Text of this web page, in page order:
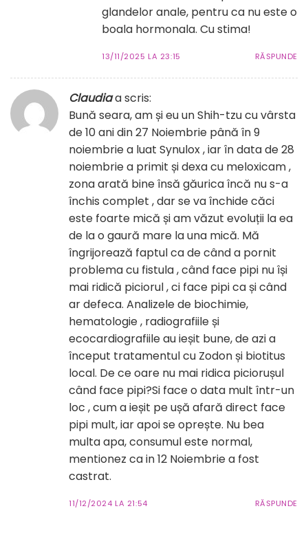
glandelor anale, pentru ca nu este o
boala hormonala. Cu stima!
13/11/2025 LA 23:15 RĂSPUNDE
Claudiaa scris:
Bună seara, am și eu un Shih-tzu cu vârsta
de 10 ani din 27 Noiembrie până în 9
noiembrie a luat Synulox , iar în data de 28
noiembrie a primit și dexa cu meloxicam ,
zona arată bine însă găurica încă nu s-a
închis complet , dar se va închide căci
este foarte mică și am văzut evoluții la ea
de la o gaură mare la una mică. Mă
îngrijorează faptul ca de când a pornit
problema cu fistula , când face pipi nu își
mai ridică piciorul , ci face pipi ca și când
ar defeca. Analizele de biochimie,
hematologie , radiografiile și
ecocardiografiile au ieșit bune, de azi a
început tratamentul cu Zodon și biotitus
local. De ce oare nu mai ridica piciorușul
când face pipi?Si face o data mult într-un
loc , cum a ieșit pe ușă afară direct face
pipi mult, iar apoi se oprește. Nu bea
multa apa, consumul este normal,
mentionez ca in 12 Noiembrie a fost
castrat.
11/12/2024 LA 21:54 RĂSPUNDE